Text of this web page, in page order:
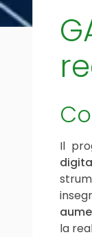
Il
la